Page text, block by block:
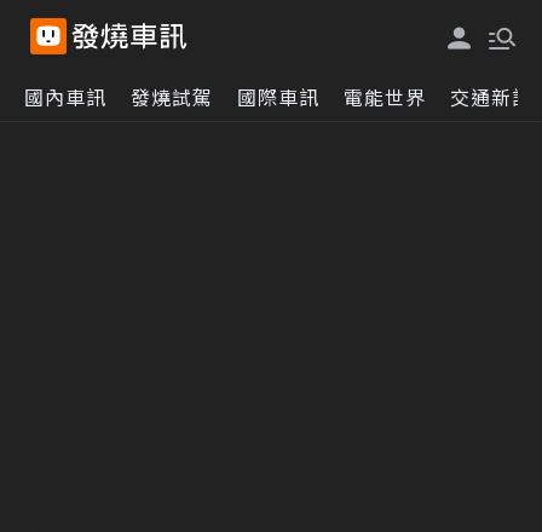
國內車訊 發燒試駕 國際車訊 電能世界 交通新訊